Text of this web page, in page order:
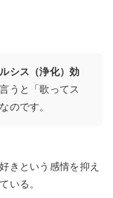
ルシス（浄化）効
うと「歌ってス
のです。
きという感情を抑え
いる。